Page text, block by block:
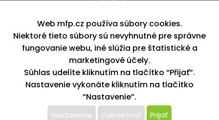
K stiahnutiu
Blog
Kontakt
Kariéra
XML feed
Copyright © 2026, MFP paper s. r. o. | Všetky práva vyhradené
design by MFP
Web mfp.cz používa súbory cookies.
Niektoré tieto súbory sú nevyhnutné pre správne
fungovanie webu, iné slúžia pre štatistické a
marketingové účely.
Súhlas udelíte kliknutím na tlačítko “Přijať”.
Nastavenie vykonáte kliknutím na tlačítko
“Nastavenie”.
Nastavenie Odmietnuť Prijať